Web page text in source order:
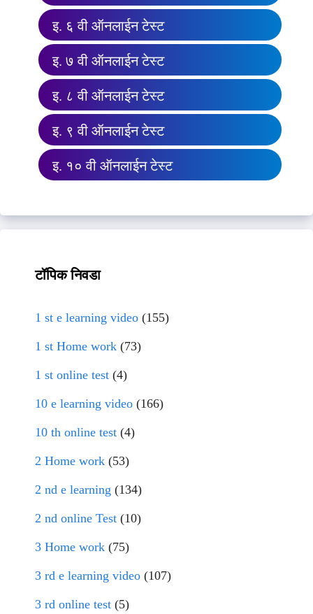
इ. ६ वी ऑनलाईन टेस्ट
इ. ७ वी ऑनलाईन टेस्ट
इ. ८ वी ऑनलाईन टेस्ट
इ. ९ वी ऑनलाईन टेस्ट
इ. १० वी ऑनलाईन टेस्ट
टॉपिक निवडा
1 st e learning video (155)
1 st Home work (73)
1 st online test (4)
10 e learning video (166)
10 th online test (4)
2 Home work (53)
2 nd e learning (134)
2 nd online Test (10)
3 Home work (75)
3 rd e learning video (107)
3 rd online test (5)